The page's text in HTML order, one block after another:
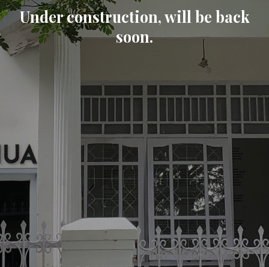
Under construction, will be back
soon.